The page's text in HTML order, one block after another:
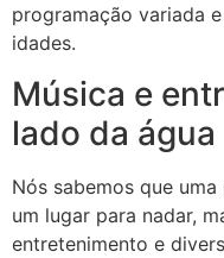
programação variada
idades.
Música e
lado da água
Nós sabemos que
um lugar para nadar,
entretenimento e